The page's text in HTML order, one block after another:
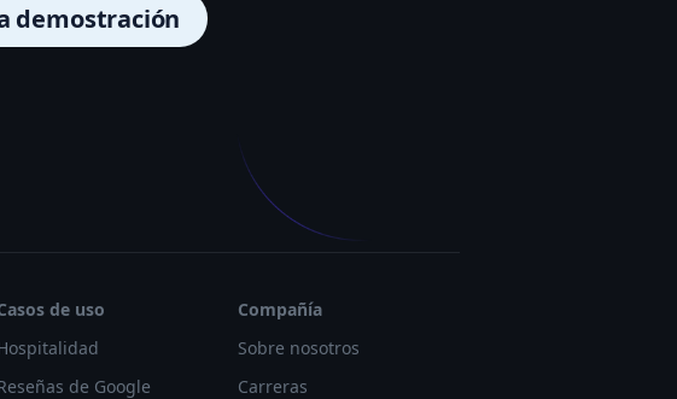
demostración
de uso
de Google
Compañía
Sobre nosotros
Carreras